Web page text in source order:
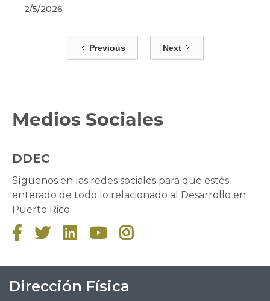
2/5/2026
Previous Next
Medios Sociales
DDEC
Síguenos en las redes sociales para que estés
enterado de todo lo relacionado al Desarrollo en
Puerto Rico.
    
Dirección Física